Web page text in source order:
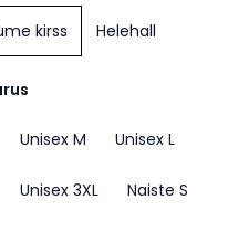
kirss Helehall
Unisex M Unisex L
Unisex 3XL Naiste S